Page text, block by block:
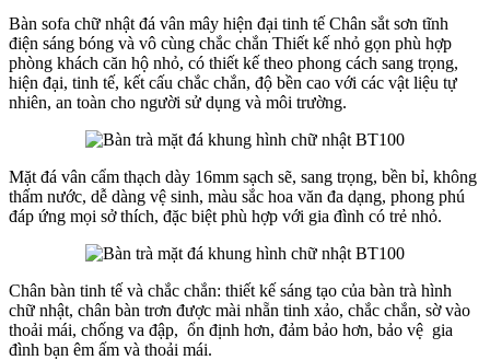
Bàn sofa chữ nhật đá vân mây hiện đại tinh tế Chân sắt sơn tĩnh
điện sáng bóng và vô cùng chắc chắn Thiết kế nhỏ gọn phù hợp
phòng khách căn hộ nhỏ, có thiết kế theo phong cách sang trọng,
hiện đại, tinh tế, kết cấu chắc chắn, độ bền cao với các vật liệu tự
nhiên, an toàn cho người sử dụng và môi trường.
Mặt đá vân cẩm thạch dày 16mm sạch sẽ, sang trọng, bền bỉ, không
thấm nước, dễ dàng vệ sinh, màu sắc hoa văn đa dạng, phong phú
đáp ứng mọi sở thích, đặc biệt phù hợp với gia đình có trẻ nhỏ.
Chân bàn tinh tế và chắc chắn: thiết kế sáng tạo của bàn trà hình
chữ nhật, chân bàn trơn được mài nhẵn tinh xảo, chắc chắn, sờ vào
thoải mái, chống va đập, ổn định hơn, đảm bảo hơn, bảo vệ gia
đình bạn êm ấm và thoải mái.